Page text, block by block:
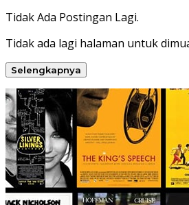
Tidak Ada Postingan Lagi.
Tidak ada lagi halaman untuk
Selengkapnya